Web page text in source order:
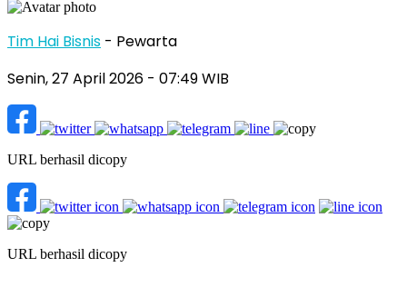
Tim Hai Bisnis - Pewarta
Senin, 27 April 2026 - 07:49 WIB
URL berhasil dicopy
URL berhasil dicopy